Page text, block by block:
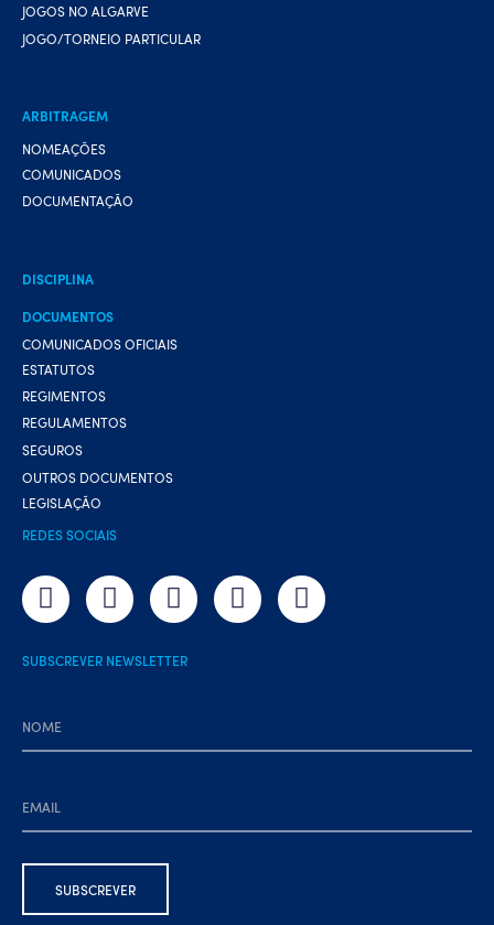
JOGOS NO ALGARVE
JOGO/TORNEIO PARTICULAR
ARBITRAGEM
NOMEAÇÕES
COMUNICADOS
DOCUMENTAÇÃO
DISCIPLINA
DOCUMENTOS
COMUNICADOS OFICIAIS
ESTATUTOS
REGIMENTOS
REGULAMENTOS
SEGUROS
OUTROS DOCUMENTOS
LEGISLAÇÃO
REDES SOCIAIS
SUBSCREVER NEWSLETTER